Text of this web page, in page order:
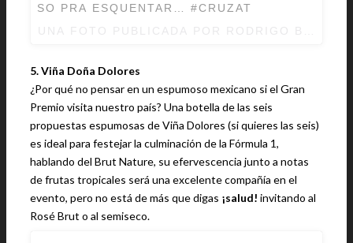
SO PRA ESQUENTAR… #CRUZAT
5. Viña Doña Dolores
¿Por qué no pensar en un espumoso mexicano si el Gran
Premio visita nuestro país? Una botella de las seis
propuestas espumosas de Viña Dolores (si quieres las seis)
es ideal para festejar la culminación de la Fórmula 1,
hablando del Brut Nature, su efervescencia junto a notas
de frutas tropicales será una excelente compañía en el
evento, pero no está de más que digas ¡salud! invitando al
Rosé Brut o al semiseco.